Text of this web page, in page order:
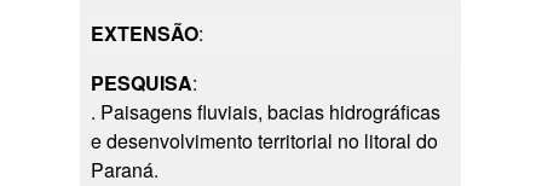
EXTENSÃO:
PESQUISA:
. Paisagens fluviais, bacias hidrográficas
e desenvolvimento territorial no litoral do
Paraná.